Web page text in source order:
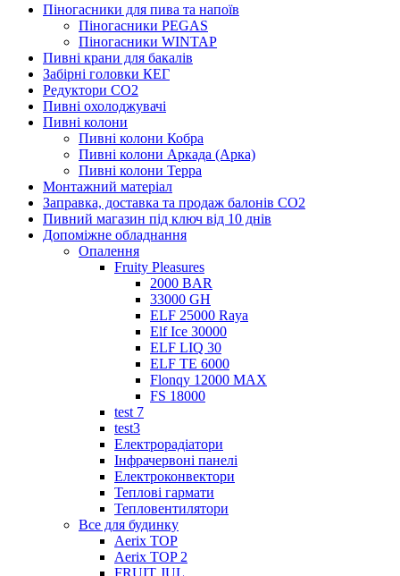
Піногасники для пива та напоїв
Піногасники PEGAS
Піногасники WINTAP
Пивні крани для бакалів
Забірні головки КЕГ
Редуктори СО2
Пивні охолоджувачі
Пивні колони
Пивні колони Кобра
Пивні колони Аркада (Арка)
Пивні колони Терра
Монтажний матеріал
Заправка, доставка та продаж балонів CO2
Пивний магазин під ключ від 10 днів
Допоміжне обладнання
Опалення
Fruity Pleasures
2000 BAR
33000 GH
ELF 25000 Raya
Elf Ice 30000
ELF LIQ 30
ELF TE 6000
Flonqy 12000 MAX
FS 18000
test 7
test3
Електрорадіатори
Інфрачервоні панелі
Електроконвектори
Теплові гармати
Тепловентилятори
Все для будинку
Aerix TOP
Aerix TOP 2
FRUIT JUL